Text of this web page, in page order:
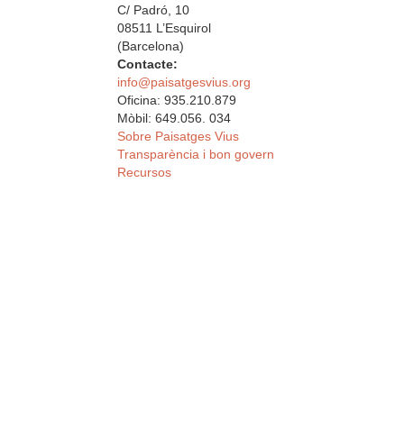
C/ Padró, 10
08511 L’Esquirol
(Barcelona)
Contacte:
info@paisatgesvius.org
Oficina: 935.210.879
Mòbil: 649.056. 034
Sobre Paisatges Vius
Transparència i bon govern
Recursos